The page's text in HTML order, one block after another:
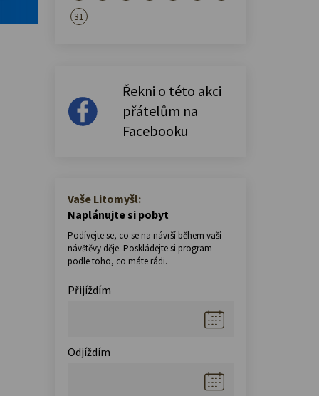
31
Řekni o této akci
přátelům na
Facebooku
Vaše Litomyšl:
Naplánujte si pobyt
Podívejte se, co se na návrší během vaší
návštěvy děje. Poskládejte si program
podle toho, co máte rádi.
Přijíždím
Odjíždím